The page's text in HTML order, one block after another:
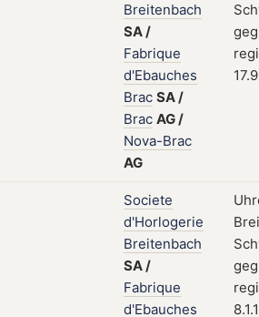
Breitenbach
SA/
Fabrique
d'Ebauches
Brac SA/
Brac AG/
Nova-Brac
AG
Societe
d'Horlogerie
Breitenbach
SA/
Fabrique
d'Ebauches